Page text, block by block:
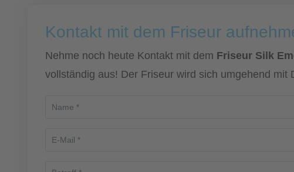
Kontakt mit dem Friseur
Nehme noch heute Kontakt mit dem Friseur Silk
vollständig aus! Der Friseur wird sich umgehend mit